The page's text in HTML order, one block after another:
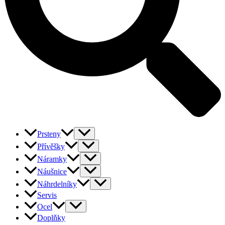
Prsteny
Přívěšky
Náramky
Náušnice
Náhrdelníky
Servis
Ocel
Doplňky